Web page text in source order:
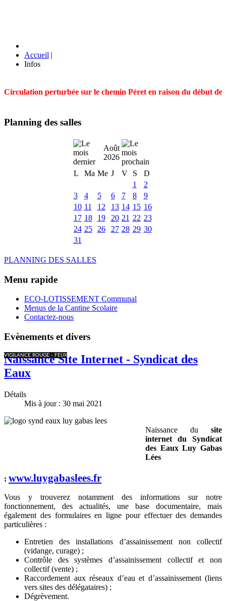
Accueil |
Infos
Circulation perturbée sur le chemin Péret en raison du début
Planning des salles
Août
2026
L
Ma Me J V S
D
1
2
3
4 5 6 7 8
9
10 11 12 13 14 15 16
17 18 19 20 21 22 23
24 25 26 27 28 29 30
31
PLANNING DES SALLES
Menu rapide
ECO-LOTISSEMENT Communal
Menus de la Cantine Scolaire
Contactez-nous
Evènements et divers
VIGILANCE ROUGE - FEUX
Naissance Site Internet - Syndicat des
Eaux
Détails
Mis à jour : 30 mai 2021
Naissance du site
internet du Syndicat
des Eaux Luy Gabas
Lées
: www.luygabaslees.fr
Vous y trouverez notamment des informations sur notre
fonctionnement, des actualités, une base documentaire, mais
également des formulaires en ligne pour effectuer des demandes
particulières :
Entretien des installations d’assainissement non collectif
(vidange, curage) ;
Contrôle des systèmes d’assainissement collectif et non
collectif (vente) ;
Raccordement aux réseaux d’eau et d’assainissement (liens
vers sites des délégataires) ;
Dégrèvement.